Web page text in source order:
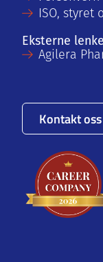
ISO, styret
Eksterne
Agilera
Kontakt oss